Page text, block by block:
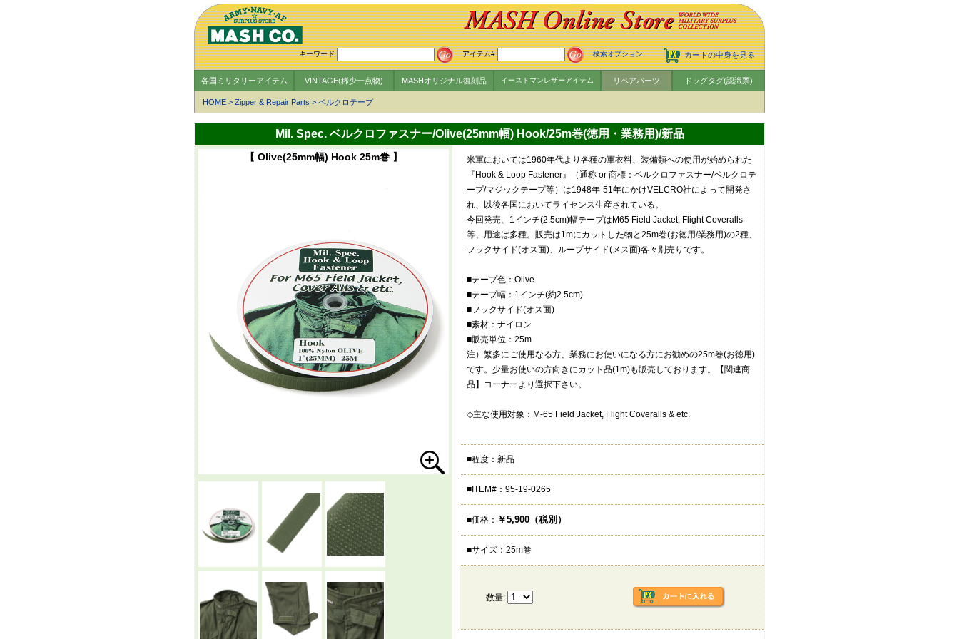
カートの中身を見る
キーワード アイテム# 検索オプション
各国ミリタリーアイテム VINTAGE(稀少一点物) MASHオリジナル復刻品 イーストマンレザーアイテム リペアパーツ ドッグタグ(認識票)
HOME > Zipper & Repair Parts > ベルクロテープ
Mil. Spec. ベルクロファスナー/Olive(25mm幅) Hook/25m巻(徳用・業務用)/新品
【 Olive(25mm幅) Hook 25m巻 】
米軍においては1960年代より各種の軍衣料、装備類への使用が始められた
『Hook & Loop Fastener』（通称 or 商標：ベルクロファスナー/ベルクロテ
ープ/マジックテープ等）は1948年-51年にかけVELCRO社によって開発さ
れ、以後各国においてライセンス生産されている。
今回発売、1インチ(2.5cm)幅テープはM65 Field Jacket, Flight Coveralls
等、用途は多種。販売は1mにカットした物と25m巻(お徳用/業務用)の2種、
フックサイド(オス面)、ループサイド(メス面)各々別売りです。
■テープ色：Olive
■テープ幅：1インチ(約2.5cm)
■フックサイド(オス面)
■素材：ナイロン
■販売単位：25m
注）繁多にご使用なる方、業務にお使いになる方にお勧めの25m巻(お徳用)
です。少量お使いの方向きにカット品(1m)も販売しております。【関連商
品】コーナーより選択下さい。
◇主な使用対象：M-65 Field Jacket, Flight Coveralls & etc.
■程度：新品
■ITEM#：95-19-0265
■価格： ￥5,900（税別）
■サイズ：25m巻
数量: